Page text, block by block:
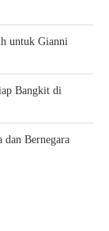
untuk Gianni
Bangkit di
dan Bernegara